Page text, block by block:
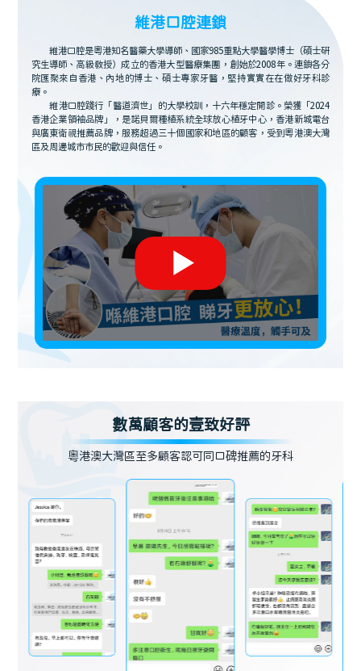
維港口腔連鎖
維港口腔是粵港知名醫藥大學導師、國家985重點大學醫學博士（碩士研
究生導師、高級教授）成立的香港大型醫療集團，創始於2008年。連鎖各分
院匯聚來自香港、內地的博士、碩士專家牙醫，堅持實實在在做好牙科診
療。
維港口腔踐行「醫道濟世」的大學校訓，十六年穩定開診。榮獲「2024
香港企業領袖品牌」，是諾貝爾種植系統全球放心植牙中心，香港新城電台
與廣東衛視推薦品牌，服務超過三十個國家和地區的顧客，受到粵港澳大灣
區及周邊城市市民的歡迎與信任。
數萬顧客的壹致好評
粵港澳大灣區至多顧客認可同口碑推薦的牙科